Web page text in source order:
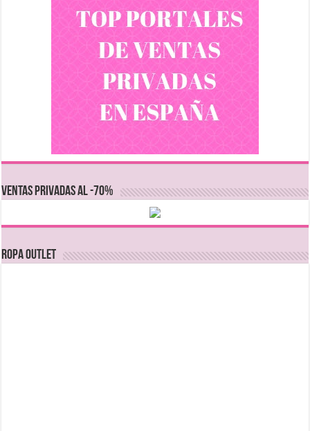
VENTAS PRIVADAS AL -70%
Ropa Outlet